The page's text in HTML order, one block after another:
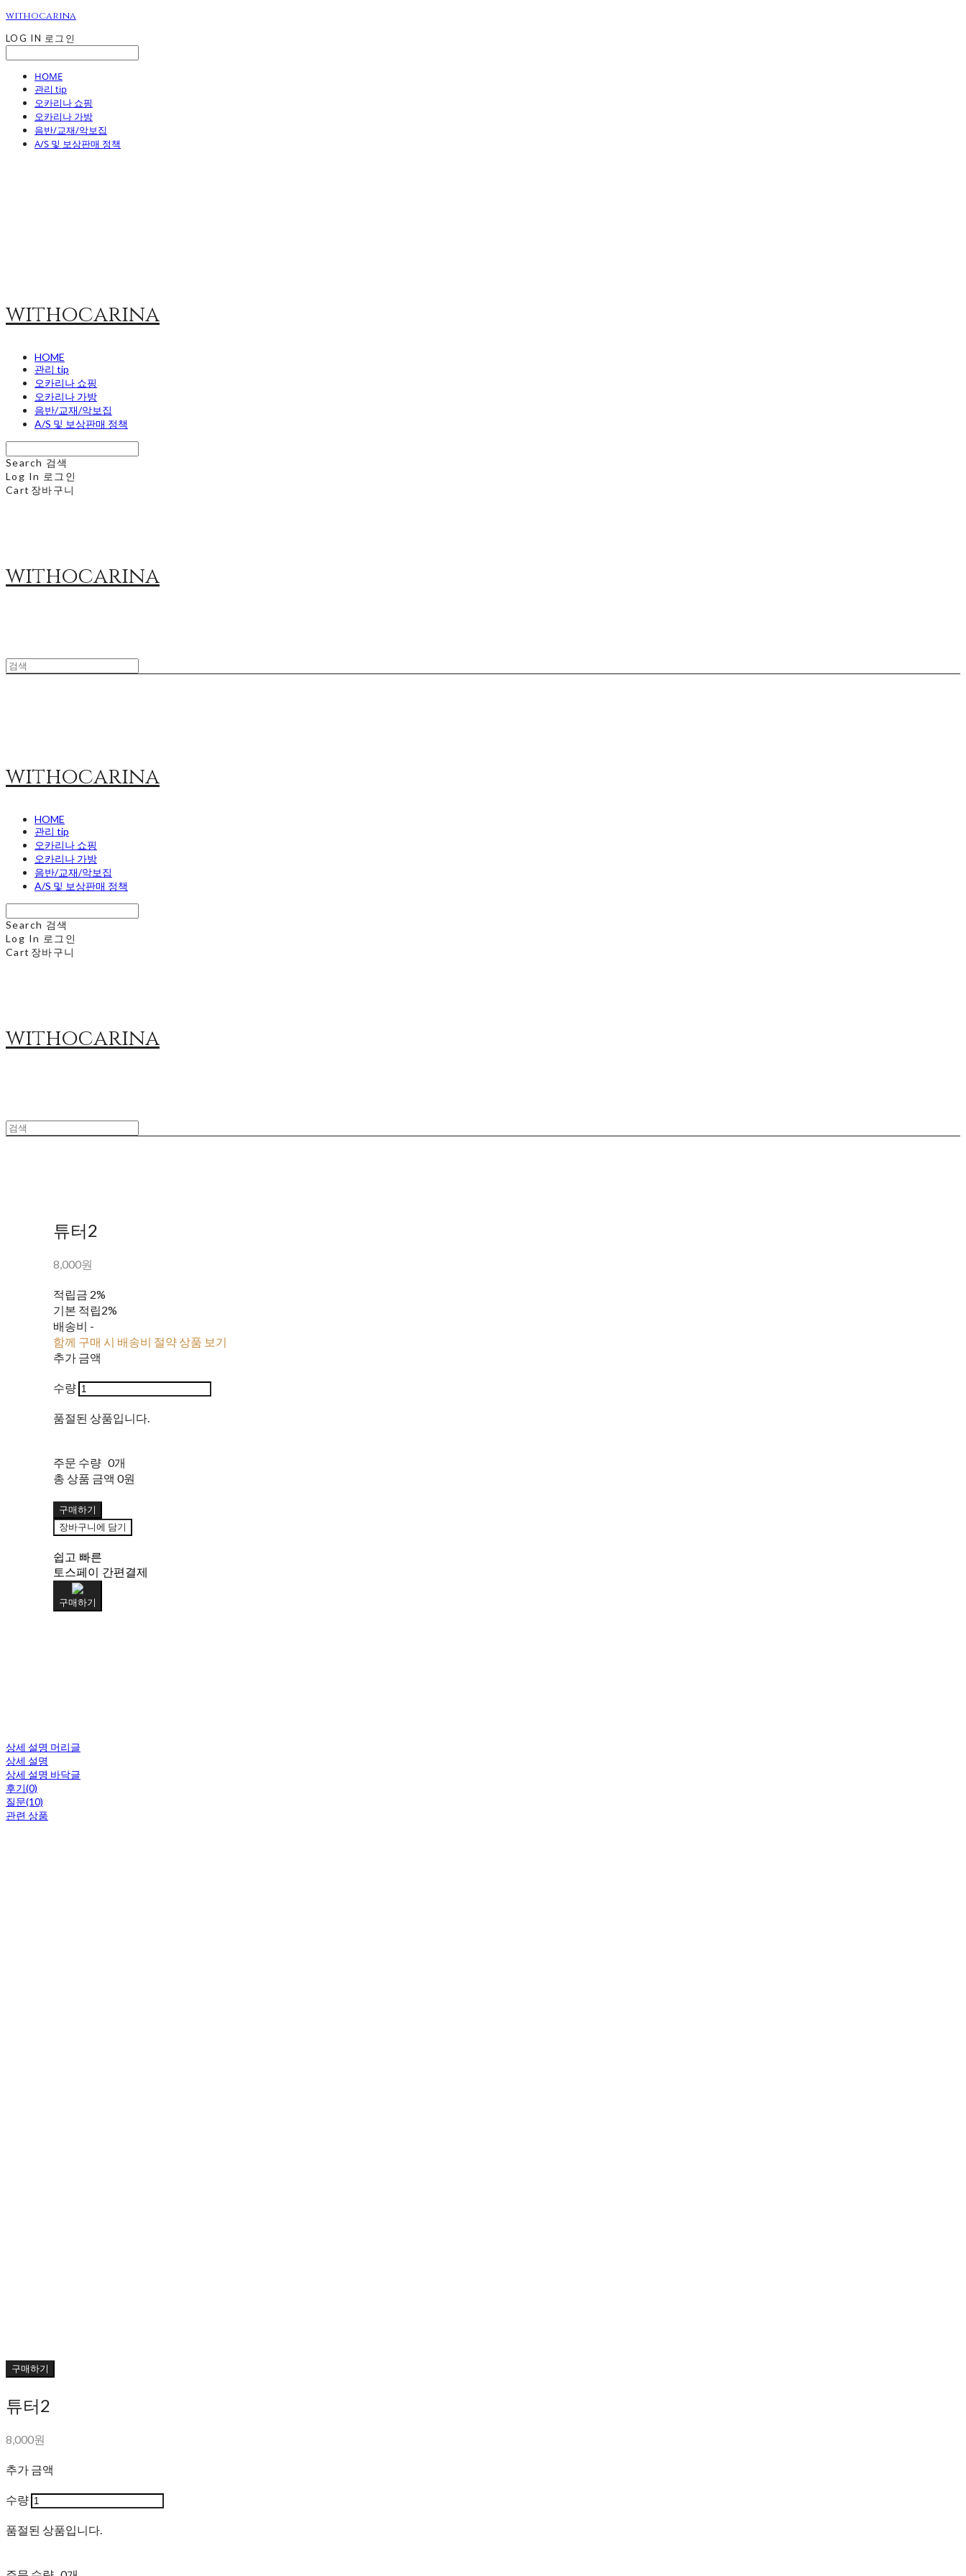
withocarina
LOG IN 로그인
HOME
관리 tip
오카리나 쇼핑
오카리나 가방
음반/교재/악보집
A/S 및 보상판매 정책
withocarina
HOME
관리 tip
오카리나 쇼핑
오카리나 가방
음반/교재/악보집
A/S 및 보상판매 정책
Search 검색
Log In 로그인
Cart 장바구니
withocarina
withocarina
HOME
관리 tip
오카리나 쇼핑
오카리나 가방
음반/교재/악보집
A/S 및 보상판매 정책
Search 검색
Log In 로그인
Cart 장바구니
withocarina
튜터2
8,000원
적립금 2%
기본 적립2%
배송비 -
함께 구매 시 배송비 절약 상품 보기
추가 금액
수량
품절된 상품입니다.
주문 수량 0개
총 상품 금액 0원
구매하기
장바구니에 담기
쉽고 빠른
토스페이 간편결제
구매하기
상세 설명 머리글
상세 설명
상세 설명 바닥글
후기(0)
질문(10)
관련 상품
구매하기
튜터2
8,000원
추가 금액
수량
품절된 상품입니다.